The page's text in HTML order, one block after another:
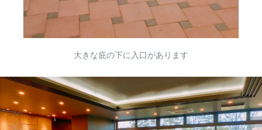
大きな庇の下に入口があります